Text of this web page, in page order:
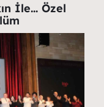
İle… Özel